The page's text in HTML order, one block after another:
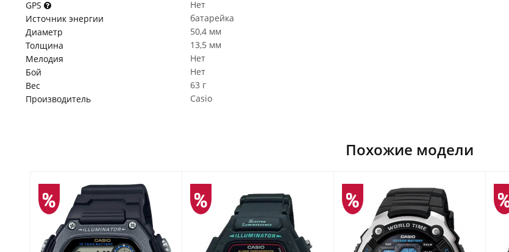
GPS
Нет
Источник энергии
батарейка
Диаметр
50,4 мм
Толщина
13,5 мм
Мелодия
Нет
Бой
Нет
Вес
63 г
Производитель
Casio
Похожие модели